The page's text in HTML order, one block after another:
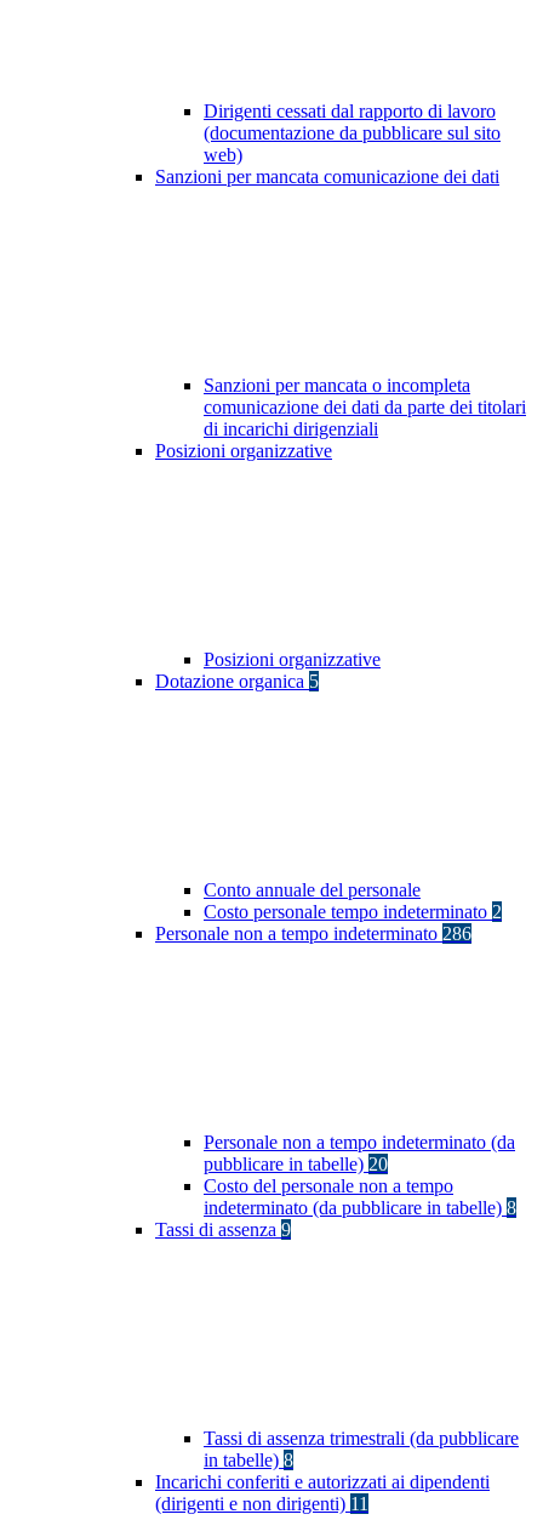
Dirigenti cessati dal rapporto di lavoro
(documentazione da pubblicare sul sito
web)
Sanzioni per mancata comunicazione dei dati
Sanzioni per mancata o incompleta
comunicazione dei dati da parte dei titolari
di incarichi dirigenziali
Posizioni organizzative
Posizioni organizzative
Dotazione organica 5
Conto annuale del personale
Costo personale tempo indeterminato 2
Personale non a tempo indeterminato 286
Personale non a tempo indeterminato (da
pubblicare in tabelle) 20
Costo del personale non a tempo
indeterminato (da pubblicare in tabelle) 8
Tassi di assenza 9
Tassi di assenza trimestrali (da pubblicare
in tabelle) 8
Incarichi conferiti e autorizzati ai dipendenti
(dirigenti e non dirigenti) 11